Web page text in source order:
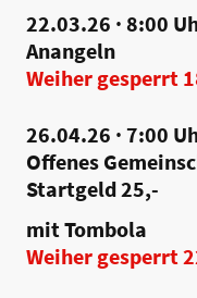
22.03.26 · 8:00
Anangeln
Weiher gesperrt
26.04.26 · 7:00
Offenes
Startgeld 25,-
mit Tombola
Weiher gesperrt